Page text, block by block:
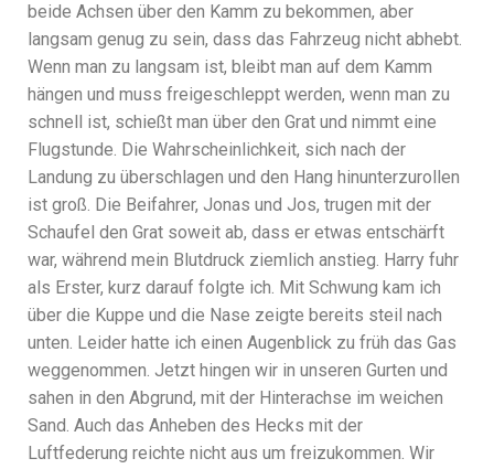
beide Achsen über den Kamm zu bekommen, aber
langsam genug zu sein, dass das Fahrzeug nicht abhebt.
Wenn man zu langsam ist, bleibt man auf dem Kamm
hängen und muss freigeschleppt werden, wenn man zu
schnell ist, schießt man über den Grat und nimmt eine
Flugstunde. Die Wahrscheinlichkeit, sich nach der
Landung zu überschlagen und den Hang hinunterzurollen
ist groß. Die Beifahrer, Jonas und Jos, trugen mit der
Schaufel den Grat soweit ab, dass er etwas entschärft
war, während mein Blutdruck ziemlich anstieg. Harry fuhr
als Erster, kurz darauf folgte ich. Mit Schwung kam ich
über die Kuppe und die Nase zeigte bereits steil nach
unten. Leider hatte ich einen Augenblick zu früh das Gas
weggenommen. Jetzt hingen wir in unseren Gurten und
sahen in den Abgrund, mit der Hinterachse im weichen
Sand. Auch das Anheben des Hecks mit der
Luftfederung reichte nicht aus um freizukommen. Wir